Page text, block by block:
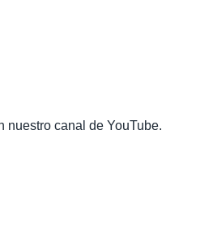
nuestro canal de YouTube.